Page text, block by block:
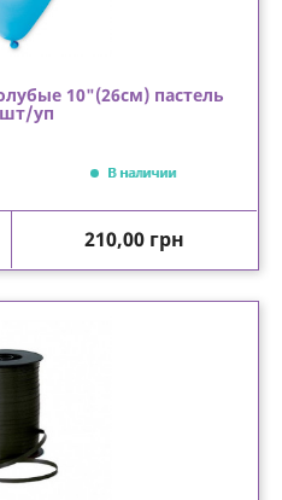
10"(26см) пастель
уп
В наличии
Цена
210,00 грн